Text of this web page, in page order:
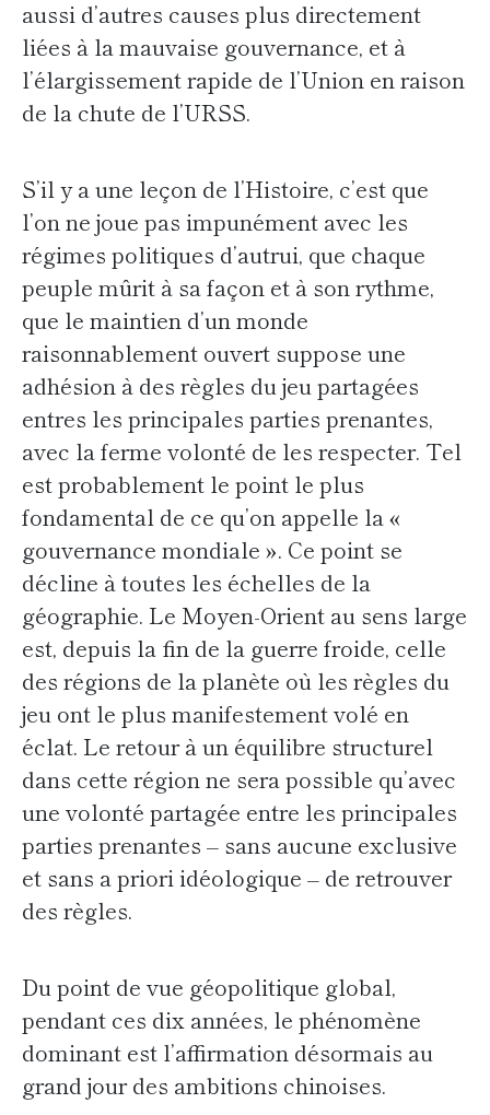
aussi d’autres causes plus directement
liées à la mauvaise gouvernance, et à
l’élargissement rapide de l’Union en raison
de la chute de l’URSS.
S’il y a une leçon de l’Histoire, c’est que
l’on ne joue pas impunément avec les
régimes politiques d’autrui, que chaque
peuple mûrit à sa façon et à son rythme,
que le maintien d’un monde
raisonnablement ouvert suppose une
adhésion à des règles du jeu partagées
entres les principales parties prenantes,
avec la ferme volonté de les respecter. Tel
est probablement le point le plus
fondamental de ce qu’on appelle la «
gouvernance mondiale ». Ce point se
décline à toutes les échelles de la
géographie. Le Moyen-Orient au sens large
est, depuis la fin de la guerre froide, celle
des régions de la planète où les règles du
jeu ont le plus manifestement volé en
éclat. Le retour à un équilibre structurel
dans cette région ne sera possible qu’avec
une volonté partagée entre les principales
parties prenantes – sans aucune exclusive
et sans a priori idéologique – de retrouver
des règles.
Du point de vue géopolitique global,
pendant ces dix années, le phénomène
dominant est l’affirmation désormais au
grand jour des ambitions chinoises.